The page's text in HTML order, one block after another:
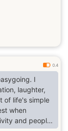
0.4
I
laughter,
of life's simple
when
and people